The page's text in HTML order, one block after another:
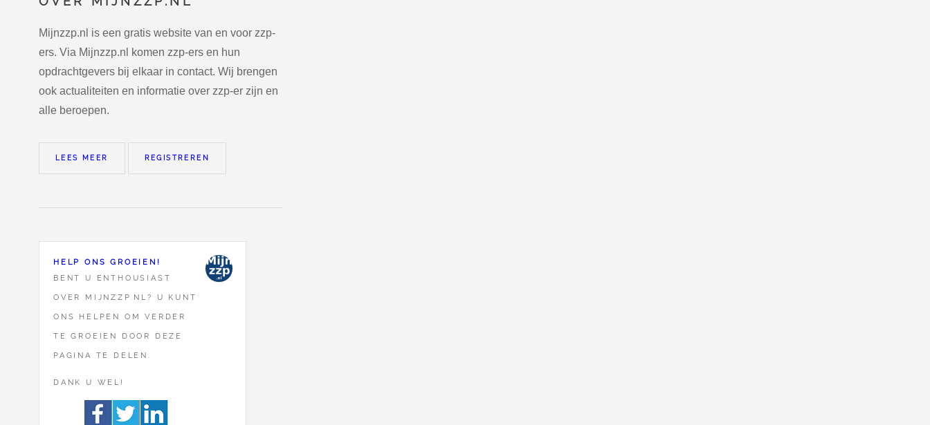
Mijnzzp.nl is een gratis website van en voor zzp-
ers. Via Mijnzzp.nl komen zzp-ers en hun
opdrachtgevers bij elkaar in contact. Wij brengen
ook actualiteiten en informatie over zzp-er zijn en
alle beroepen.
LEES MEER REGISTREREN
HELP ONS GROEIEN!
BENT U ENTHOUSIAST
OVER MIJNZZP.NL? U KUNT
ONS HELPEN OM VERDER
TE GROEIEN DOOR DEZE
PAGINA TE DELEN.
DANK U WEL!